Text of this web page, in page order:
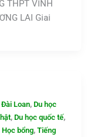
THPT VĨNH
LAI Giai
Loan, Du học
, Du học quốc tế,
Học bổng, Tiếng